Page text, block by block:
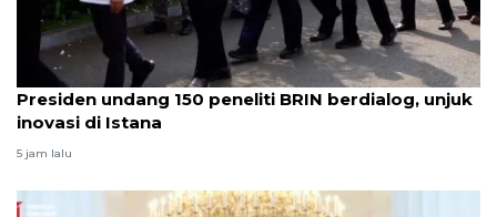
Presiden undang 150 peneliti BRIN berdialog, unjuk
inovasi di Istana
5 jam lalu